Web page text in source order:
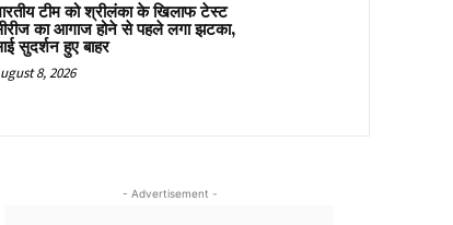
टीम को श्रीलंका के खिलाफ टेस्ट
का आगाज होने से पहले लगा झटका,
सुदर्शन हुए बाहर
8, 2026
- Advertisement -